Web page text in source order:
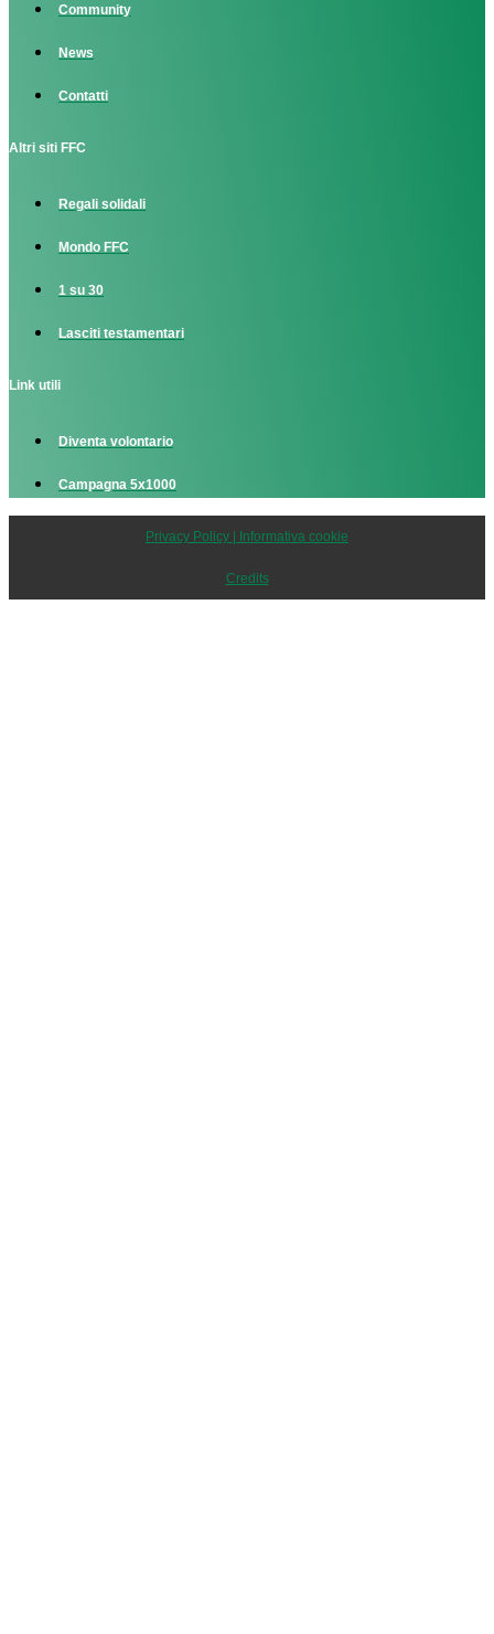
Community
News
Contatti
Altri siti FFC
Regali solidali
Mondo FFC
1 su 30
Lasciti testamentari
Link utili
Diventa volontario
Campagna 5x1000
Privacy Policy | Informativa cookie
Credits